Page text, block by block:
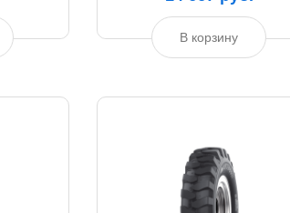
В корзину